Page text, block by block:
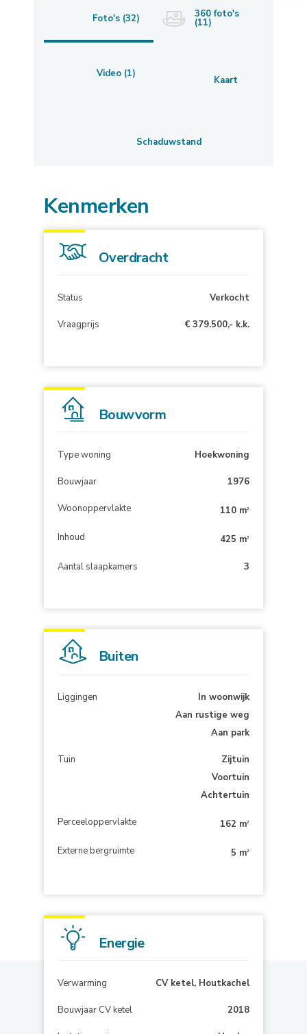
Foto's (32) 360 foto's
(11)
Video (1)
Kaart
Schaduwstand
Kenmerken
Overdracht
Status Verkocht
Vraagprijs € 379.500,- k.k.
Bouwvorm
Type woning Hoekwoning
Bouwjaar 1976
Woonoppervlakte 110 m2
Inhoud 425 m3
Aantal slaapkamers 3
Buiten
Liggingen
In woonwijk
Aan rustige weg
Aan park
Tuin
Zijtuin
Voortuin
Achtertuin
Perceeloppervlakte 162 m2
Externe bergruimte 5 m2
Energie
Verwarming CV ketel, Houtkachel
Bouwjaar CV ketel 2018